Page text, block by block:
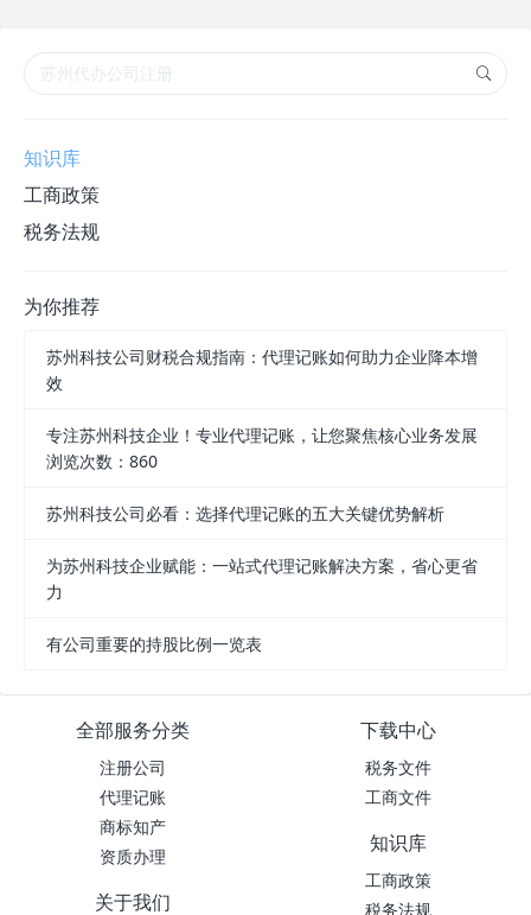
知识库
工商政策
税务法规
为你推荐
苏州科技公司财税合规指南：代理记账如何助力企业降本增
效
专注苏州科技企业！专业代理记账，让您聚焦核心业务发展
浏览次数：860
苏州科技公司必看：选择代理记账的五大关键优势解析
为苏州科技企业赋能：一站式代理记账解决方案，省心更省
力
有公司重要的持股比例一览表
全部服务分类
注册公司
代理记账
商标知产
资质办理
下载中心
税务文件
工商文件
知识库
工商政策
税务法规
关于我们